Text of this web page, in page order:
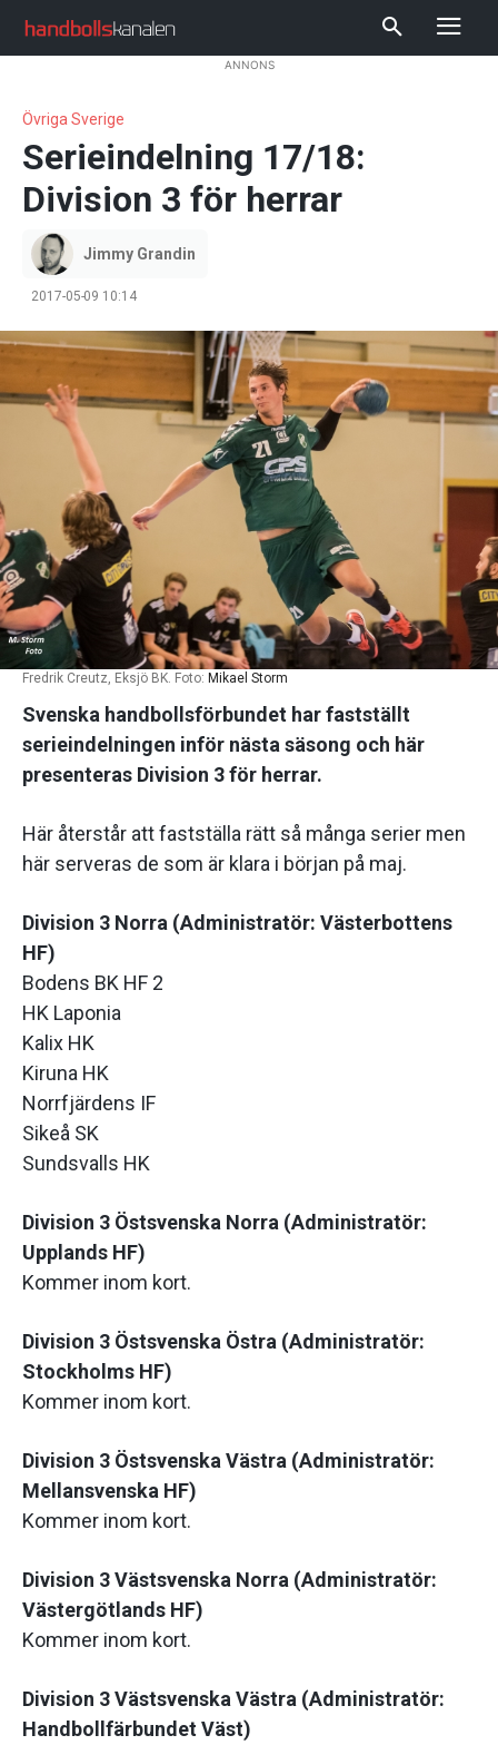
ANNONS
Övriga Sverige
Serieindelning 17/18:
Division 3 för herrar
Jimmy Grandin
2017-05-09 10:14
Fredrik Creutz, Eksjö BK. Foto: Mikael Storm
Svenska handbollsförbundet har fastställt
serieindelningen inför nästa säsong och här
presenteras Division 3 för herrar.
Här återstår att fastställa rätt så många serier men
här serveras de som är klara i början på maj.
Division 3 Norra (Administratör: Västerbottens
HF)
Bodens BK HF 2
HK Laponia
Kalix HK
Kiruna HK
Norrfjärdens IF
Sikeå SK
Sundsvalls HK
Division 3 Östsvenska Norra (Administratör:
Upplands HF)
Kommer inom kort.
Division 3 Östsvenska Östra (Administratör:
Stockholms HF)
Kommer inom kort.
Division 3 Östsvenska Västra (Administratör:
Mellansvenska HF)
Kommer inom kort.
Division 3 Västsvenska Norra (Administratör:
Västergötlands HF)
Kommer inom kort.
Division 3 Västsvenska Västra (Administratör:
Handbollfärbundet Väst)